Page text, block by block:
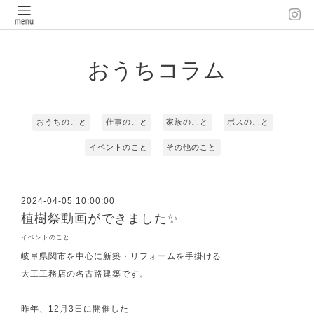
おうちコラム
おうちのこと 仕事のこと 家族のこと ボスのこと
イベントのこと その他のこと
2024-04-05 10:00:00
植樹祭動画ができました✨
イベントのこと
岐阜県関市を中心に新築・リフォームを手掛ける
大工工務店の名古路建築です。
昨年、12月3日に開催した